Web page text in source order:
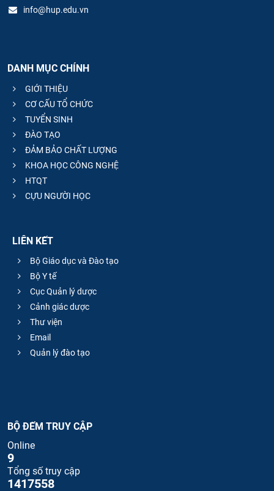
info@hup.edu.vn
DANH MỤC CHÍNH
GIỚI THIỆU
CƠ CẤU TỔ CHỨC
TUYỂN SINH
ĐÀO TẠO
ĐẢM BẢO CHẤT LƯỢNG
KHOA HỌC CÔNG NGHỆ
HTQT
CỰU NGƯỜI HỌC
LIÊN KẾT
Bộ Giáo dục và Đào tạo
Bộ Y tế
Cục Quản lý dược
Cảnh giác dược
Thư viện
Email
Quản lý đào tạo
BỘ ĐẾM TRUY CẬP
Online
9
Tổng số truy cập
1417558